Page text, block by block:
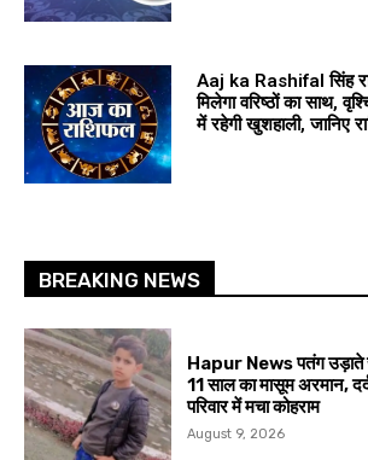
Aaj ka Rashifal सिंह
मिलेगा वरिष्ठों का साथ,
में रहेगी खुशहाली, जानिए
BREAKING NEWS
Hapur News पतंग उड़ाते
11 साल का मासूम अरमान,
परिवार में मचा कोहराम
August 9, 2026